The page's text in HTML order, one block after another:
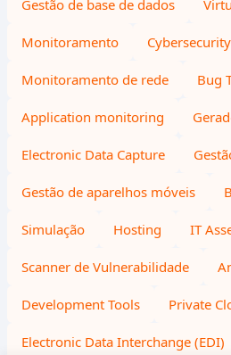
Gestão de base de dados
Monitoramento Cybersecurity
Monitoramento de rede Bug
Application monitoring
Electronic Data Capture
Gestão de aparelhos móveis
Simulação Hosting IT
Scanner de Vulnerabilidade
Development Tools Private
Electronic Data Interchange (EDI)